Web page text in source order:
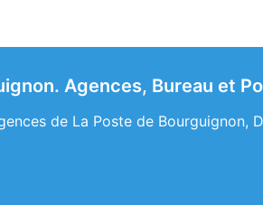
Agences, Bureau et
de La Poste de